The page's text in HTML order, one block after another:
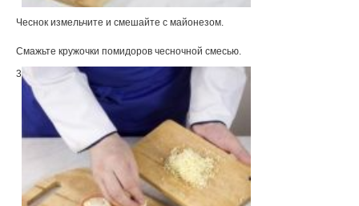
Чеснок измельчите и смешайте с майонезом.
Смажьте кружочки помидоров чесночной смесью.
3